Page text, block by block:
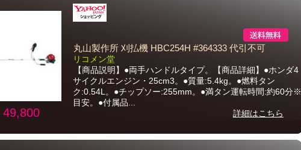
49,800
丸山製作所 刈払機 HBC254H #364333 代引不可
リコメン堂
【商品説明】●両手ハンドルタイプ。【商品詳細】●ホンダ4
サイクルエンジン・25cm3。●質量:5.4kg。●燃料タン
ク:0.54L。●チップソー:255mm。●満タン運転時間:約60分※
目安。●付属品...
詳細はこちら